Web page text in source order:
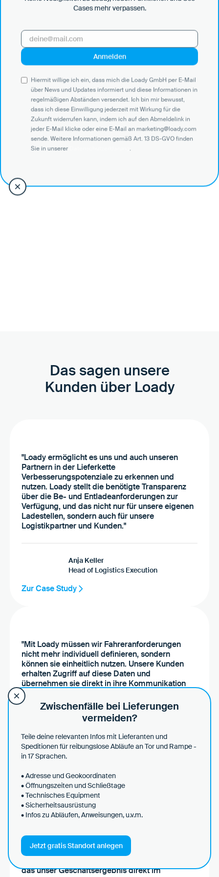
Unternehmens- und Logistiksystemen verfügbar
Zu den Integrationen
Das sagen unsere
Kunden über Loady
"Loady ermöglicht es uns und auch unseren
Partnern in der Lieferkette
Verbesserungspotenziale zu erkennen und
nutzen. Loady stellt die benötigte Transparenz
über die Be- und Entladeanforderungen zur
Verfügung, und das nicht nur für unsere eigenen
Ladestellen, sondern auch für unsere
Logistikpartner und Kunden."
Anja Keller
Head of Logistics Execution
Zur Case Study
"Mit Loady müssen wir Fahreranforderungen
nicht mehr individuell definieren, sondern
können sie einheitlich nutzen. Unsere Kunden
erhalten Zugriff auf diese Daten und
übernehmen sie direkt in ihre Kommunikation
mit Speditionen. Änderungen werden
automatisch weitergegeben, so dass alle stets
informiert sind. Loady erleichtert so
standardisierte Prozesse für Kunden und
Speditionen."
Geschäftsführer
Zur Case Study
"Wenn wir mit der Anbindung an Loady nur 1 %
das unser Geschäftsergebnis direkt im
Zwischenfälle bei Lieferungen
vermeiden?
Teile deine relevanten Infos mit Lieferanten und
Speditionen für reibungslose Abläufe an Tor und Rampe -
in 17 Sprachen.
• Adresse und Geokoordinaten
• Öffnungszeiten und Schließtage
• Technisches Equipment
• Sicherheitsausrüstung
• Infos zu Abläufen, Anweisungen, u.v.m.
Jetzt gratis Standort anlegen
Cases mehr verpassen.
Hiermit willige ich ein, dass mich die Loady GmbH per E-Mail
über News und Updates informiert und diese Informationen in
regelmäßigen Abständen versendet. Ich bin mir bewusst,
dass ich diese Einwilligung jederzeit mit Wirkung für die
Zukunft widerrufen kann, indem ich auf den Abmeldelink in
jeder E-Mail klicke oder eine E-Mail an marketing@loady.com
sende. Weitere Informationen gemäß Art. 13 DS-GVO finden
Sie in unserer
.